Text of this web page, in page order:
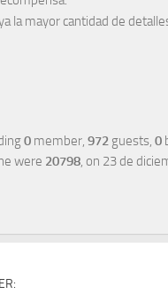
la mayor cantidad de
0 member, 972 guests, 0
were 20798, on 23 de